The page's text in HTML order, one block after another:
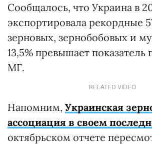
Сообщалось, что Украина в
экспортировала рекордные
зерновых, зернобобовых и
13,5% превышает
МГ.
RELATED VIDEO
Напомним, Украинская
ассоциация в своем
октябрьском отчете